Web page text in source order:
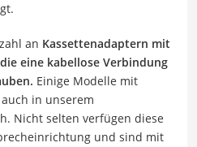
an Kassettenadaptern mit
eine kabellose Verbindung
Einige Modelle mit
in unserem
Nicht selten verfügen diese
und sind mit